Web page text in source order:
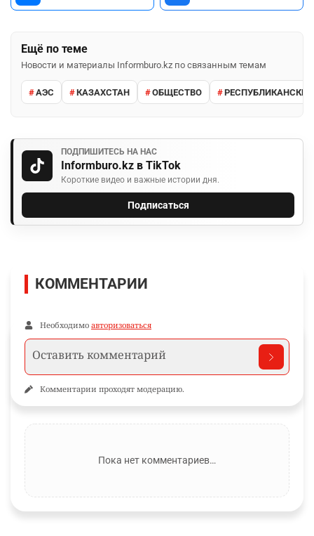
Ещё по теме
Новости и материалы Informburo.kz по связанным темам
АЭС КАЗАХСТАН ОБЩЕСТВО
ПОДПИШИТЕСЬ НА НАС
Informburo.kz в TikTok
Короткие видео и важные истории дня.
Подписаться
КОММЕНТАРИИ
Необходимо авторизоваться
Комментарии проходят модерацию.
Пока нет комментариев…